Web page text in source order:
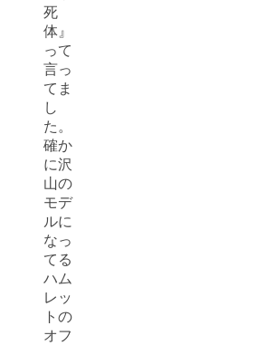
死
体』
って
言っ
てま
し
た。
確か
に沢
山の
モデ
ルに
なっ
てる
ハム
レッ
トの
オフ